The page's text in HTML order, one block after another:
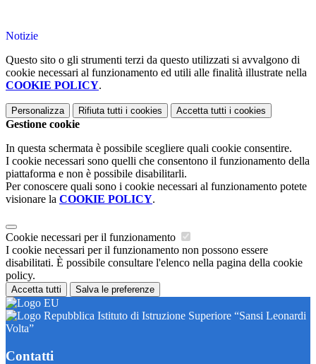
Notizie
Questo sito o gli strumenti terzi da questo utilizzati si avvalgono di
cookie necessari al funzionamento ed utili alle finalità illustrate nella
COOKIE POLICY.
Personalizza Rifiuta tutti i cookies Accetta tutti i cookies
Gestione cookie
In questa schermata è possibile scegliere quali cookie consentire.
I cookie necessari sono quelli che consentono il funzionamento della
piattaforma e non è possibile disabilitarli.
Per conoscere quali sono i cookie necessari al funzionamento potete
visionare la COOKIE POLICY.
Cookie necessari per il funzionamento
I cookie necessari per il funzionamento non possono essere
disabilitati. È possibile consultare l'elenco nella pagina della cookie
policy.
Accetta tutti Salva le preferenze
Istituto di Istruzione Superiore “Sansi Leonardi
Volta”
Contatti